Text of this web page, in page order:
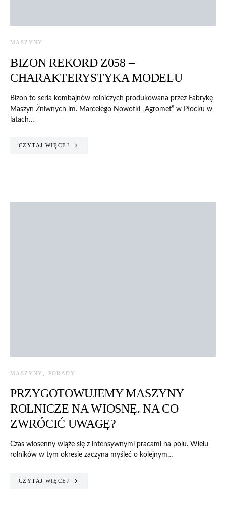
MASZYNY
BIZON REKORD Z058 –
CHARAKTERYSTYKA MODELU
Bizon to seria kombajnów rolniczych produkowana przez Fabrykę
Maszyn Żniwnych im. Marcelego Nowotki „Agromet” w Płocku w
latach…
CZYTAJ WIĘCEJ
MASZYNY PORADY
PRZYGOTOWUJEMY MASZYNY
ROLNICZE NA WIOSNĘ. NA CO
ZWRÓCIĆ UWAGĘ?
Czas wiosenny wiąże się z intensywnymi pracami na polu. Wielu
rolników w tym okresie zaczyna myśleć o kolejnym…
CZYTAJ WIĘCEJ